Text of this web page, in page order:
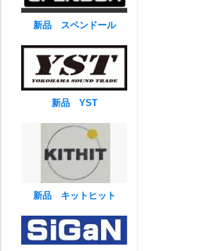
新品 スペンドール
新品 YST
新品 キットヒット